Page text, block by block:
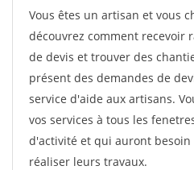
Vous êtes un artisan et vous
découvrez comment recevoir
de devis et trouver des
présent des demandes de
service d'aide aux artisans.
vos services à tous les
d'activité et qui auront
réaliser leurs travaux.